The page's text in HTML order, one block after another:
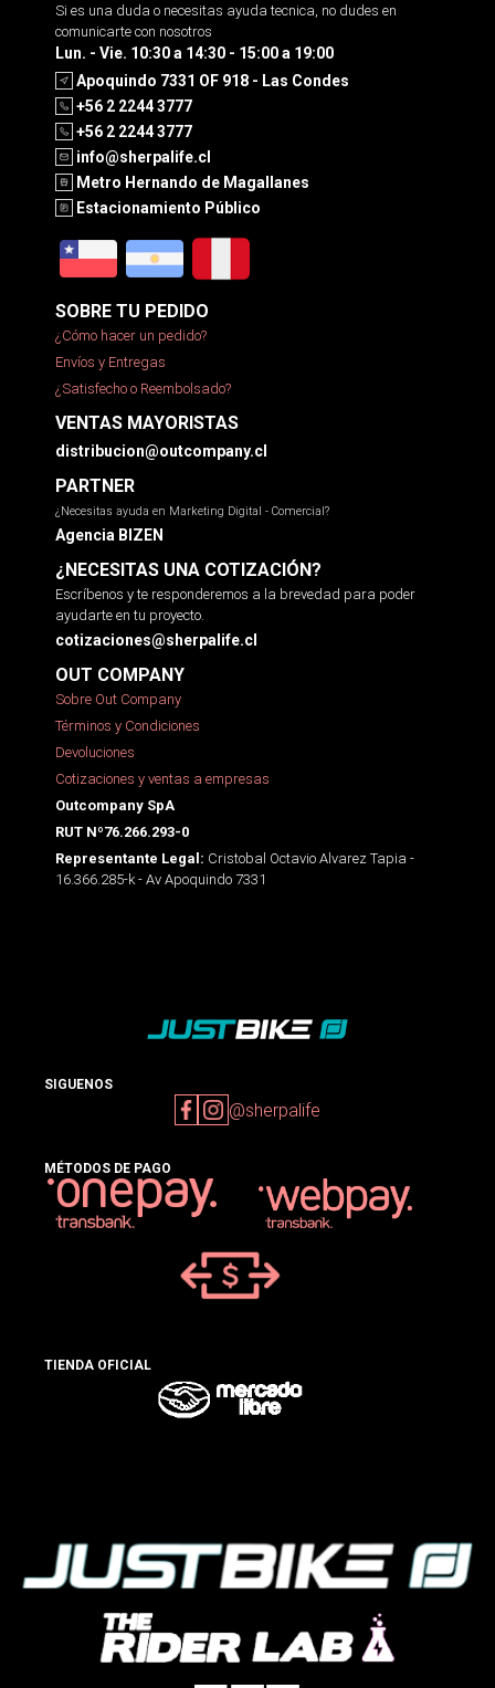
Si es una duda o necesitas ayuda tecnica, no dudes en
comunicarte con nosotros
Lun. - Vie. 10:30 a 14:30 - 15:00 a 19:00
Apoquindo 7331 OF 918 - Las Condes
+56 2 2244 3777
+56 2 2244 3777
info@sherpalife.cl
Metro Hernando de Magallanes
Estacionamiento Público
SOBRE TU PEDIDO
¿Cómo hacer un pedido?
Envíos y Entregas
¿Satisfecho o Reembolsado?
VENTAS MAYORISTAS
distribucion@outcompany.cl
PARTNER
¿Necesitas ayuda en Marketing Digital - Comercial?
Agencia BIZEN
¿NECESITAS UNA COTIZACIÓN?
Escríbenos y te responderemos a la brevedad para poder
ayudarte en tu proyecto.
cotizaciones@sherpalife.cl
OUT COMPANY
Sobre Out Company
Términos y Condiciones
Devoluciones
Cotizaciones y ventas a empresas
Outcompany SpA
RUT Nº76.266.293-0
Representante Legal: Cristobal Octavio Alvarez Tapia -
16.366.285-k - Av Apoquindo 7331
SIGUENOS
@sherpalife
MÉTODOS DE PAGO
TIENDA OFICIAL